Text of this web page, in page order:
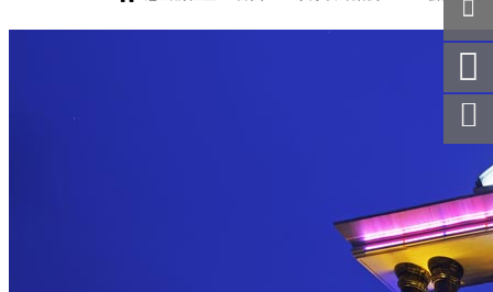
微信
在线
手机
访问
热线
回到
顶部